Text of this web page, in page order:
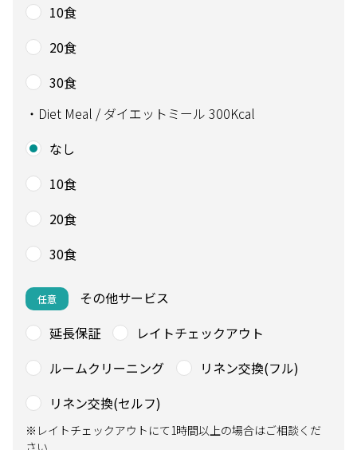
10食
20食
30食
・Diet Meal / ダイエットミール 300Kcal
なし
10食
20食
30食
任意
その他サービス
延長保証
レイトチェックアウト
ルームクリーニング
リネン交換(フル)
リネン交換(セルフ)
※レイトチェックアウトにて1時間以上の場合はご相談くだ
さい